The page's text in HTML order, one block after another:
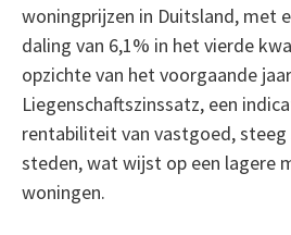
woningprijzen in Duitsland, met
daling van 6,1% in het vierde
opzichte van het voorgaande
Liegenschaftszinssatz, een
rentabiliteit van vastgoed,
steden, wat wijst op een lagere
woningen.